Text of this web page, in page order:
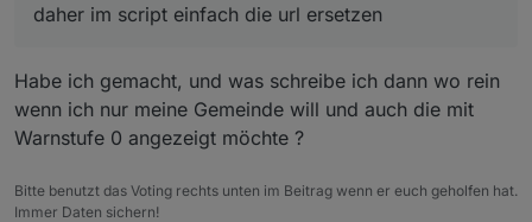
daher im script einfach die url ersetzen
Habe ich gemacht, und was schreibe ich dann wo rein
wenn ich nur meine Gemeinde will und auch die mit
Warnstufe 0 angezeigt möchte ?
Bitte benutzt das Voting rechts unten im Beitrag wenn er euch geholfen hat.
Immer Daten sichern!